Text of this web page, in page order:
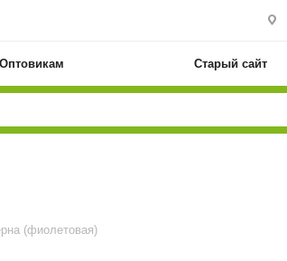
Оптовикам Старый сайт
(фиолетовая)